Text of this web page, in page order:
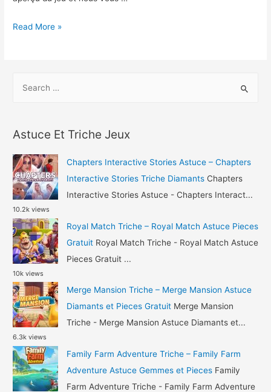
Art
Triche
of
Legions
Astuce
Gemmes
et
Pieces
Read More »
h
f
o
r
:
Astuce Et Triche Jeux
Chapters Interactive Stories Astuce – Chapters
Interactive Stories Triche Diamants Chapters
Interactive Stories Astuce - Chapters Interact...
10.2k views
Royal Match Triche – Royal Match Astuce Pieces
Gratuit Royal Match Triche - Royal Match Astuce
Pieces Gratuit ...
10k views
Merge Mansion Triche – Merge Mansion Astuce
Diamants et Pieces Gratuit Merge Mansion
Triche - Merge Mansion Astuce Diamants et...
6.3k views
Family Farm Adventure Triche – Family Farm
Adventure Astuce Gemmes et Pieces Family
Farm Adventure Triche - Family Farm Adventure